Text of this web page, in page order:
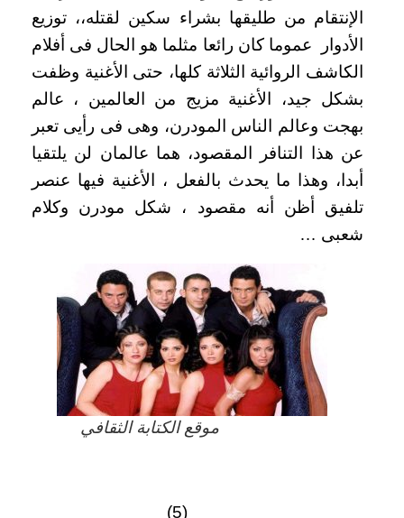
الإنتقام من طليقها بشراء سكين لقتله،، توزيع
الأدوار عموما كان رائعا مثلما هو الحال فى أفلام
الكاشف الروائية الثلاثة كلها، حتى الأغنية وظفت
بشكل جيد، الأغنية مزيج من العالمين ، عالم
بهجت وعالم الناس المودرن، وهى فى رأيى تعبر
عن هذا التنافر المقصود، هما عالمان لن يلتقيا
أبدا، وهذا ما يحدث بالفعل ، الأغنية فيها عنصر
تلفيق أظن أنه مقصود ، شكل مودرن وكلام
شعبى …
موقع الكتابة الثقافي
(5)